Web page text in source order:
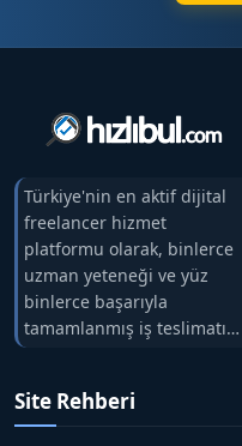
Türkiye'nin en aktif dijital
freelancer hizmet
platformu olarak, binlerce
uzman yeteneği ve yüz
binlerce başarıyla
tamamlanmış iş teslimatını
tek çatıda buluşturuyoruz.
arasındaki süreci risksiz
alışveriş sistemi ile koruyan
Site Rehberi